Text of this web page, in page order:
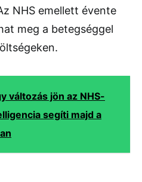
NHS emellett évente
meg a betegséggel
változás jön az NHS-
segíti majd a